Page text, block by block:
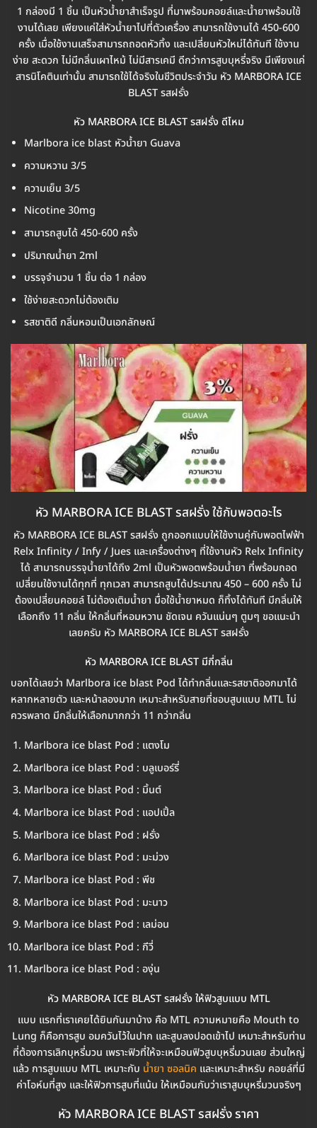
1 กล่องมี 1 ชิ้น เป็นหัวน้ำยาสำเร็จรูป ที่มาพร้อมคอยล์และน้ำยาพร้อมใช้
งานได้เลย เพียงแค่ใส่หัวน้ำยาไปที่ตัวเครื่อง สามารถใช้งานได้ 450-600
ครั้ง เมื่อใช้งานเสร็จสามารถถอดหัวทิ้ง และเปลี่ยนหัวใหม่ได้ทันที ใช้งาน
ง่าย สะดวก ไม่มีกลิ่นเผาไหม้ ไม่มีสารเคมี ดีกว่าการสูบบุหรี่จริง มีเพียงแค่
สารนิโคตินเท่านั้น สามารถใช้ได้จริงในชีวิตประจำวัน หัว MARBORA ICE
BLAST รสฝรั่ง
หัว MARBORA ICE BLAST รสฝรั่ง ดีไหม
Marlbora ice blast หัวน้ำยา Guava
ความหวาน 3/5
ความเย็น 3/5
Nicotine 30mg
สามารถสูบได้ 450-600 ครั้ง
ปริมาณน้ำยา 2ml
บรรจุจำนวน 1 ชิ้น ต่อ 1 กล่อง
ใช้ง่ายสะดวกไม่ต้องเติม
รสชาติดี กลิ่นหอมเป็นเอกลักษณ์
หัว MARBORA ICE BLAST รสฝรั่ง ใช้กับพอตอะไร
หัว MARBORA ICE BLAST รสฝรั่ง ถูกออกแบบให้ใช้งานคู่กับพอตไฟฟ้า
Relx Infinity / Infy / Jues และเครื่องต่างๆ ที่ใช้งานหัว Relx Infinity
ได้ สามารถบรรจุน้ำยาได้ถึง 2ml เป็นหัวพอตพร้อมน้ำยา ที่พร้อมถอด
เปลี่ยนใช้งานได้ทุกที่ ทุกเวลา สามารถสูบได้ประมาณ 450 – 600 ครั้ง ไม่
ต้องเปลี่ยนคอยล์ ไม่ต้องเติมน้ำยา มื่อใช้น้ำยาหมด ก็ทิ้งได้ทันที มีกลิ่นให้
เลือกถึง 11 กลิ่น ให้กลิ่นที่หอมหวาน ชัดเจน ควันแน่นๆ ตูมๆ ขอแนะนำ
เลยครับ หัว MARBORA ICE BLAST รสฝรั่ง
หัว MARBORA ICE BLAST มีกี่กลิ่น
บอกได้เลยว่า Marlbora ice blast Pod ได้ทำกลิ่นและรสชาติออกมาได้
หลากหลายตัว และหน้าลองมาก เหมาะสำหรับสายที่ชอบสูบแบบ MTL ไม่
ควรพลาด มีกลิ่นให้เลือกมากกว่า 11 กว่ากลิ่น
Marlbora ice blast Pod : แตงโม
Marlbora ice blast Pod : บลูเบอร์รี่
Marlbora ice blast Pod : มิ้นต์
Marlbora ice blast Pod : แอปเปิ้ล
Marlbora ice blast Pod : ฝรั่ง
Marlbora ice blast Pod : มะม่วง
Marlbora ice blast Pod : พีช
Marlbora ice blast Pod : มะนาว
Marlbora ice blast Pod : เลม่อน
Marlbora ice blast Pod : กีวี่
Marlbora ice blast Pod : องุ่น
หัว MARBORA ICE BLAST รสฝรั่ง ให้ฟิวสูบแบบ MTL
แบบ แรกที่เราเคยได้ยินกันมาบ้าง คือ MTL ความหมายคือ Mouth to
Lung ก็คือการสูบ อมควันไว้ในปาก และสูบลงปอดเข้าไป เหมาะสำหรับท่าน
ที่ต้องการเลิกบุหรี่มวน เพราะฟิวที่ให้จะเหมือนฟิวสูบบุหรี่มวนเลย ส่วนใหญ่
แล้ว การสูบแบบ MTL เหมาะกับ น้ำยา ซอลนิค และเหมาะสำหรับ คอยล์ที่มี
ค่าโอห์มที่สูง และให้ฟิวการสูบที่แน้น ให้เหมือนกับว่าเราสูบบุหรี่มวนจริงๆ
หัว MARBORA ICE BLAST รสฝรั่ง ราคา